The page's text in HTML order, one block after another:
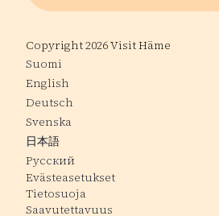
Copyright 2026 Visit Häme
Suomi
English
Deutsch
Svenska
日本語
Русский
Evästeasetukset
Tietosuoja
Saavutettavuus